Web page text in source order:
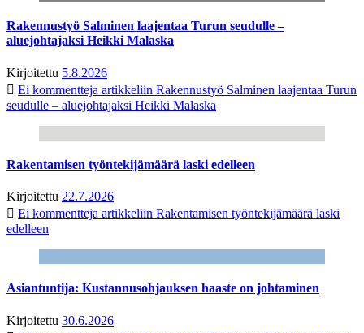
Rakennustyö Salminen laajentaa Turun seudulle –
aluejohtajaksi Heikki Malaska
Kirjoitettu 5.8.2026
Ei kommentteja artikkeliin Rakennustyö Salminen laajentaa Turun
seudulle – aluejohtajaksi Heikki Malaska
Rakentamisen työntekijämäärä laski edelleen
Kirjoitettu 22.7.2026
Ei kommentteja artikkeliin Rakentamisen työntekijämäärä laski
edelleen
Asiantuntija: Kustannusohjauksen haaste on johtaminen
Kirjoitettu 30.6.2026